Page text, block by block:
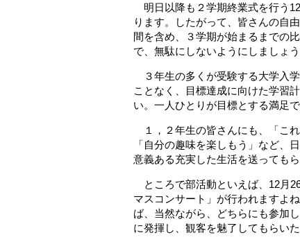
明日以降も２学期終業式を行う
ります。したがって、皆さんの自
間を含め、３学期が始まるまでの
で、無駄にしないようにしましょう
３年生の多くが受験する大学入
ことなく、目標達成に向けた学習
い。一人ひとりが目標とする満足
１，２年生の皆さんにも、「こ
「自分の趣味を楽しもう」など、
意義ある充実した生活を送ってもら
ところで部活動といえば、12月
マスコンサート」が行われますよ
ば、当然ながら、どちらにも参加
に発揮し、観客を魅了してもらいた